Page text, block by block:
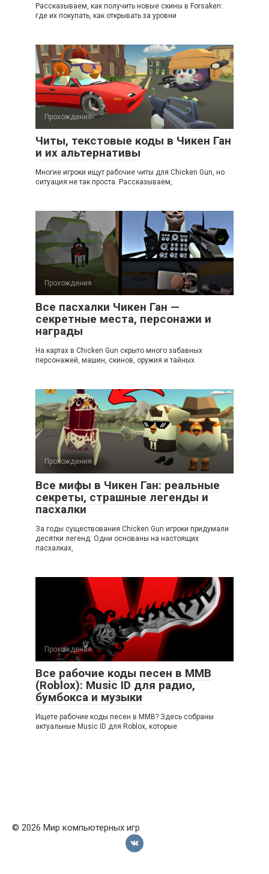
Рассказываем, как получить новые скины в Forsaken:
где их покупать, как открывать за уровни
Прохождения
Читы, текстовые коды в Чикен Ган
и их альтернативы
Многие игроки ищут рабочие читы для Chicken Gun, но
ситуация не так проста. Рассказываем,
Прохождения
Все пасхалки Чикен Ган —
секретные места, персонажи и
награды
На картах в Chicken Gun скрыто много забавных
персонажей, машин, скинов, оружия и тайных
Прохождения
Все мифы в Чикен Ган: реальные
секреты, страшные легенды и
пасхалки
За годы существования Chicken Gun игроки придумали
десятки легенд. Одни основаны на настоящих
пасхалках,
Прохождения
Все рабочие коды песен в ММВ
(Roblox): Music ID для радио,
бумбокса и музыки
Ищете рабочие коды песен в ММВ? Здесь собраны
актуальные Music ID для Roblox, которые
© 2026 Мир компьютерных игр